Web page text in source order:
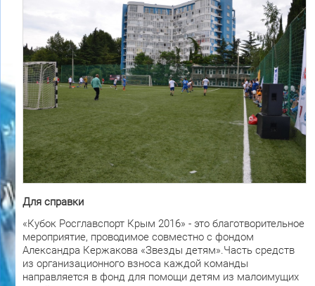
Для справки
«Кубок Росглавспорт Крым 2016» - это благотворительное
мероприятие, проводимое совместно с фондом
Александра Кержакова «Звезды детям».Часть средств
из организационного взноса каждой команды
направляется в фонд для помощи детям из малоимущих